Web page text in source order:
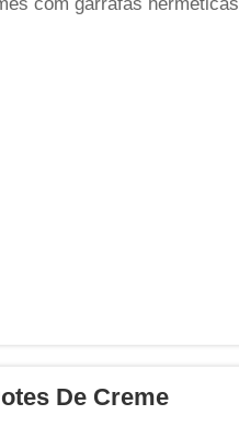
De Creme